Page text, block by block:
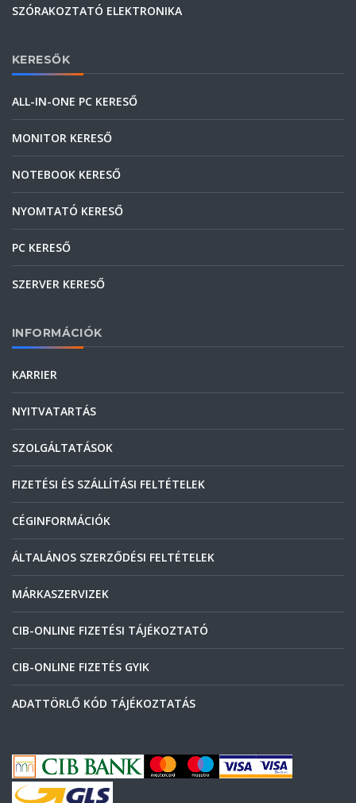
SZÓRAKOZTATÓ ELEKTRONIKA
KERESŐK
ALL-IN-ONE PC KERESŐ
MONITOR KERESŐ
NOTEBOOK KERESŐ
NYOMTATÓ KERESŐ
PC KERESŐ
SZERVER KERESŐ
INFORMÁCIÓK
KARRIER
NYITVATARTÁS
SZOLGÁLTATÁSOK
FIZETÉSI ÉS SZÁLLÍTÁSI FELTÉTELEK
CÉGINFORMÁCIÓK
ÁLTALÁNOS SZERZŐDÉSI FELTÉTELEK
MÁRKASZERVIZEK
CIB-ONLINE FIZETÉSI TÁJÉKOZTATÓ
CIB-ONLINE FIZETÉS GYIK
ADATTÖRLŐ KÓD TÁJÉKOZTATÁS